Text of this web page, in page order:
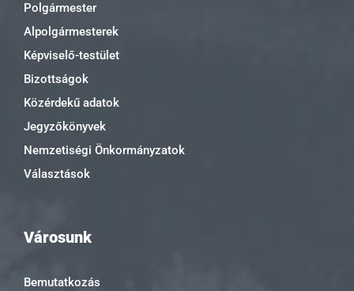
Polgármester
Alpolgármesterek
Képviselő-testület
Bizottságok
Közérdekű adatok
Jegyzőkönyvek
Nemzetiségi Önkormányzatok
Választások
Városunk
Bemutatkozás